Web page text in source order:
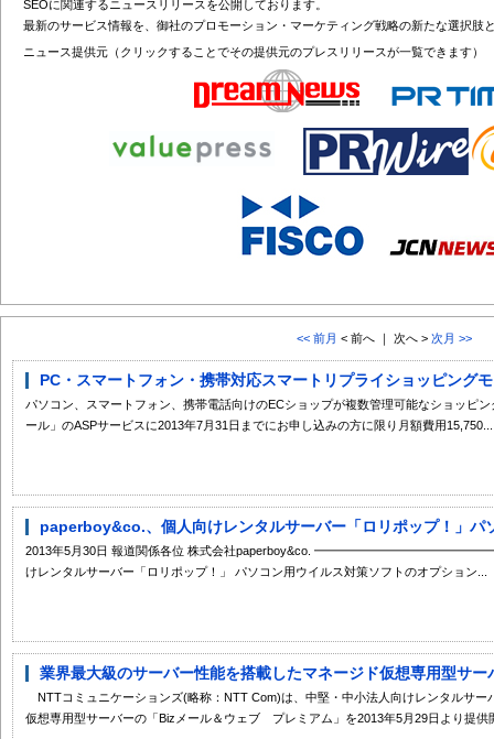
SEOに関連するニュースリリースを公開しております。
最新のサービス情報を、御社のプロモーション・マーケティング戦略の新たな選択肢
ニュース提供元（クリックすることでその提供元のプレスリリースが一覧できます）
<< 前月 < 前へ ｜ 次へ > 次月 >>
PC・スマートフォン・携帯対応スマートリプライショッピング
パソコン、スマートフォン、携帯電話向けのECショップが複数管理可能なショッピ
ール」のASPサービスに2013年7月31日までにお申し込みの方に限り月額費用15,750...
paperboy&co.、個人向けレンタルサーバー「ロリポップ！」パ
2013年5月30日 報道関係各位 株式会社paperboy&co.
けレンタルサーバー「ロリポップ！」 パソコン用ウイルス対策ソフトのオプション...
業界最大級のサーバー性能を搭載したマネージド仮想専用型サ
NTTコミュニケーションズ(略称：NTT Com)は、中堅・中小法人向けレンタルサー
仮想専用型サーバーの「Bizメール＆ウェブ プレミアム」を2013年5月29日より提供